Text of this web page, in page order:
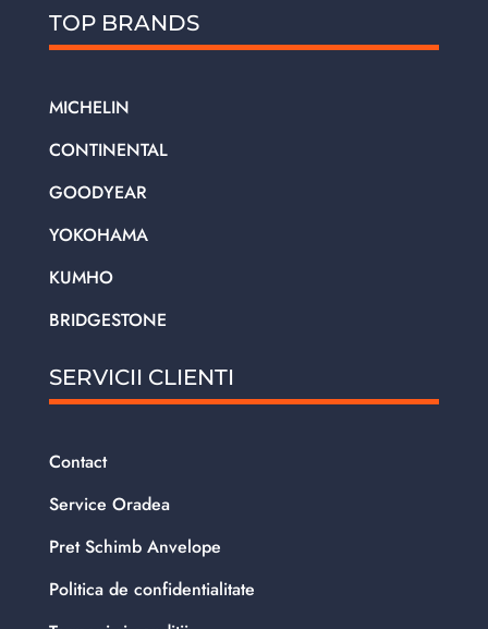
TOP BRANDS
MICHELIN
CONTINENTAL
GOODYEAR
YOKOHAMA
KUMHO
BRIDGESTONE
SERVICII CLIENTI
Contact
Service Oradea
Pret Schimb Anvelope
Politica de confidentialitate